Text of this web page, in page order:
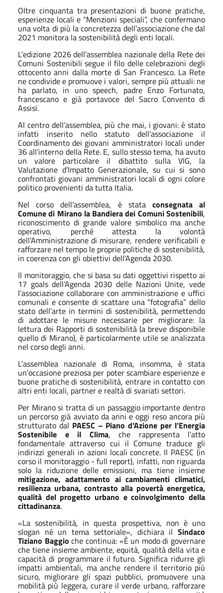
Oltre cinquanta tra presentazioni di buone pratiche,
esperienze locali e “Menzioni speciali”, che confermano
una volta di più la concretezza dell’associazione che dal
2021 monitora la sostenibilità degli enti locali.
L’edizione 2026 dell’assemblea nazionale della Rete dei
Comuni Sostenibili segue il filo delle celebrazioni degli
ottocento anni dalla morte di San Francesco. La Rete
ne condivide e promuove i valori, sempre più attuali: ne
ha parlato, in uno speech, padre Enzo Fortunato,
francescano e già portavoce del Sacro Convento di
Assisi.
Al centro dell’assemblea, più che mai, i giovani: è stato
infatti inserito nello statuto dell’associazione il
Coordinamento dei giovani amministratori locali under
36 all’interno della Rete. E, sullo stesso tema, ha avuto
un valore particolare il dibattito sulla VIG, la
Valutazione d’Impatto Generazionale, su cui si sono
confrontati giovani amministratori locali di ogni colore
politico provenienti da tutta Italia.
Nel corso dell’assemblea, è stata consegnata al
Comune di Mirano la Bandiera dei Comuni Sostenibili,
riconoscimento di grande valore simbolico ma anche
operativo, perché attesta la volontà
dell’Amministrazione di misurare, rendere verificabili e
rafforzare nel tempo le proprie politiche di sostenibilità,
in coerenza con gli obiettivi dell’Agenda 2030.
Il monitoraggio, che si basa su dati oggettivi rispetto ai
17 goals dell’Agenda 2030 delle Nazioni Unite, vede
l’associazione collaborare con amministrazione e uffici
comunali e consente di scattare una “fotografia” dello
stato dell’arte in termini di sostenibilità, permettendo
di adottare le misure necessarie per migliorare: la
lettura dei Rapporti di sostenibilità (a breve disponibile
quello di Mirano), è particolarmente utile se analizzata
nel corso degli anni.
L’assemblea nazionale di Roma, insomma, è stata
un’occasione preziosa per poter scambiare esperienze e
buone pratiche di sostenibilità, entrare in contatto con
altri enti locali, partner e realtà di svariati settori.
Per Mirano si tratta di un passaggio importante dentro
un percorso già avviato da anni e oggi reso ancora più
strutturato dal PAESC – Piano d’Azione per l’Energia
Sostenibile e il Clima, che rappresenta l’atto
fondamentale attraverso cui il Comune traduce gli
indirizzi generali in azioni locali concrete. Il PAESC (in
corso il monitoraggio - full report), infatti, non riguarda
solo la riduzione delle emissioni, ma tiene insieme
mitigazione, adattamento ai cambiamenti climatici,
resilienza urbana, contrasto alla povertà energetica,
qualità del progetto urbano e coinvolgimento della
cittadinanza.
«La sostenibilità, in questa prospettiva, non è uno
slogan né un tema settoriale», dichiara il Sindaco
Tiziano Baggio che continua: «È un modo di governare
che tiene insieme ambiente, equità, qualità della vita e
capacità di programmare il futuro. Significa ridurre gli
impatti ambientali, ma anche rendere il territorio più
sicuro, migliorare gli spazi pubblici, promuovere una
mobilità più leggera, curare il verde urbano, rafforzare